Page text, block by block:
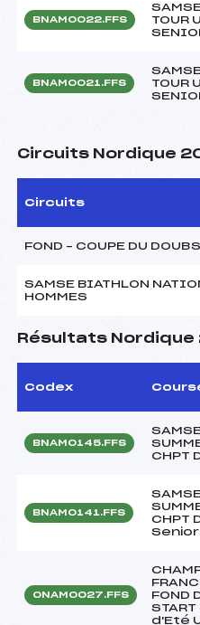
BNAM0022.FFS
TOUR
BNAM0021.FFS
TOUR
Circuits Nordique
Circuits
FOND – COUPE DU
SAMSE BIATHLON
HOMMES
Résultats Nordique
Codex
BNAM0145.FFS
CHPT
BNAM0141.FFS
CHPT
ONAM0027.FFS
FOND
d'Eté